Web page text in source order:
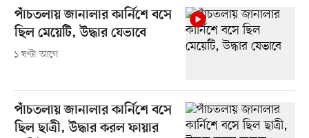
পাঁচতলায় জানালার কার্নিশে বসে
ছিল মেয়েটি, উদ্ধার যেভাবে
১ ঘণ্টা আগে
পাঁচতলায় জানালার কার্নিশে বসে
ছিল ছাত্রী, উদ্ধার করল ফায়ার